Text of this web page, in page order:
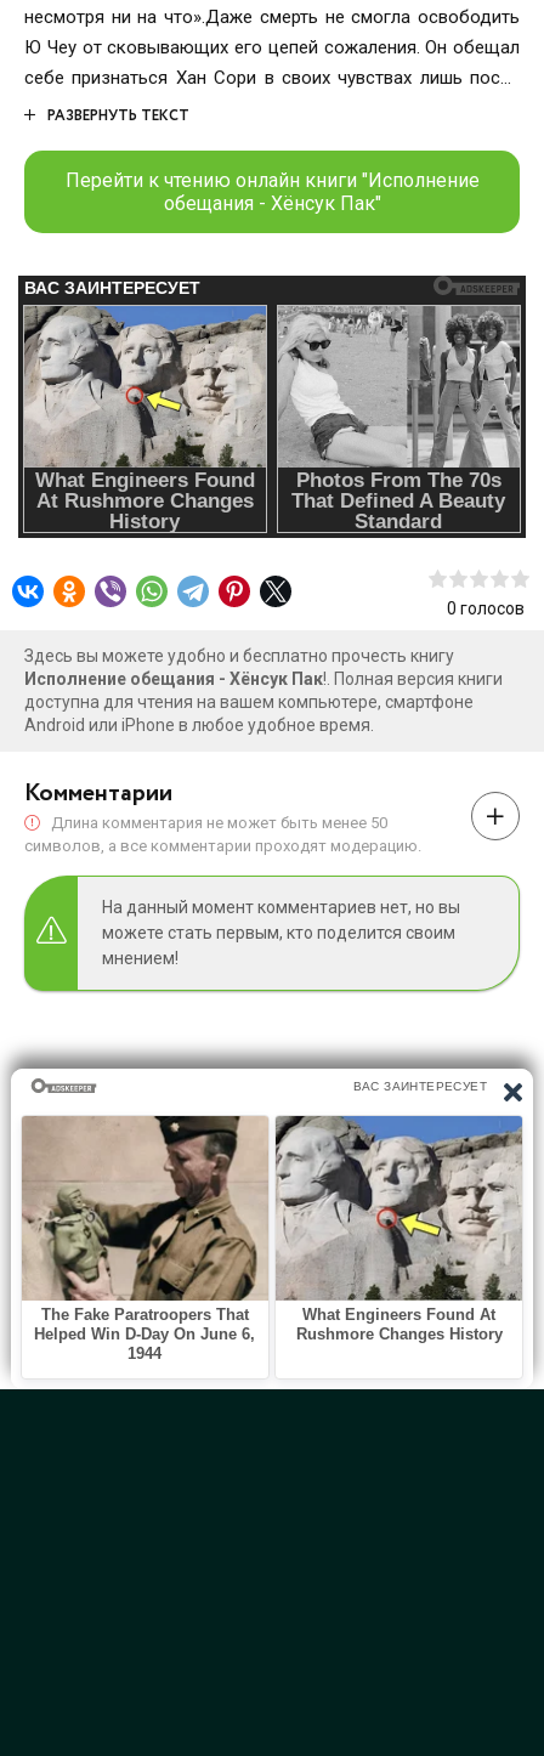
несмотря ни на что».Даже смерть не смогла освободить
Ю Чеу от сковывающих его цепей сожаления. Он обещал
себе признаться Хан Сори в своих чувствах лишь после
того, как найдет идеальный рецепт ее любимого блюда
так и не успел закончить блюдо.Терзаемый этим, он
заключает договор с Манхо, тысячелетним лисом,
живущим в загробном мире.Он без колебания
живых на 100 дней. Ю Чеу желает лишь еще раз
встретиться с Хан Сори и сказать наконец-то заветные
слова: «Я люблю тебя».
РАЗВЕРНУТЬ ТЕКСТ
Перейти к чтению онлайн книги "Исполнение
обещания - Хёнсук Пак"
0 голосов
Здесь вы можете удобно и бесплатно прочесть книгу
Исполнение обещания - Хёнсук Пак!. Полная версия книги
доступна для чтения на вашем компьютере, смартфоне
Android или iPhone в любое удобное время.
Комментарии
Длина комментария не может быть менее 50
символов, а все комментарии проходят модерацию.
На данный момент комментариев нет, но вы
можете стать первым, кто поделится своим
мнением!